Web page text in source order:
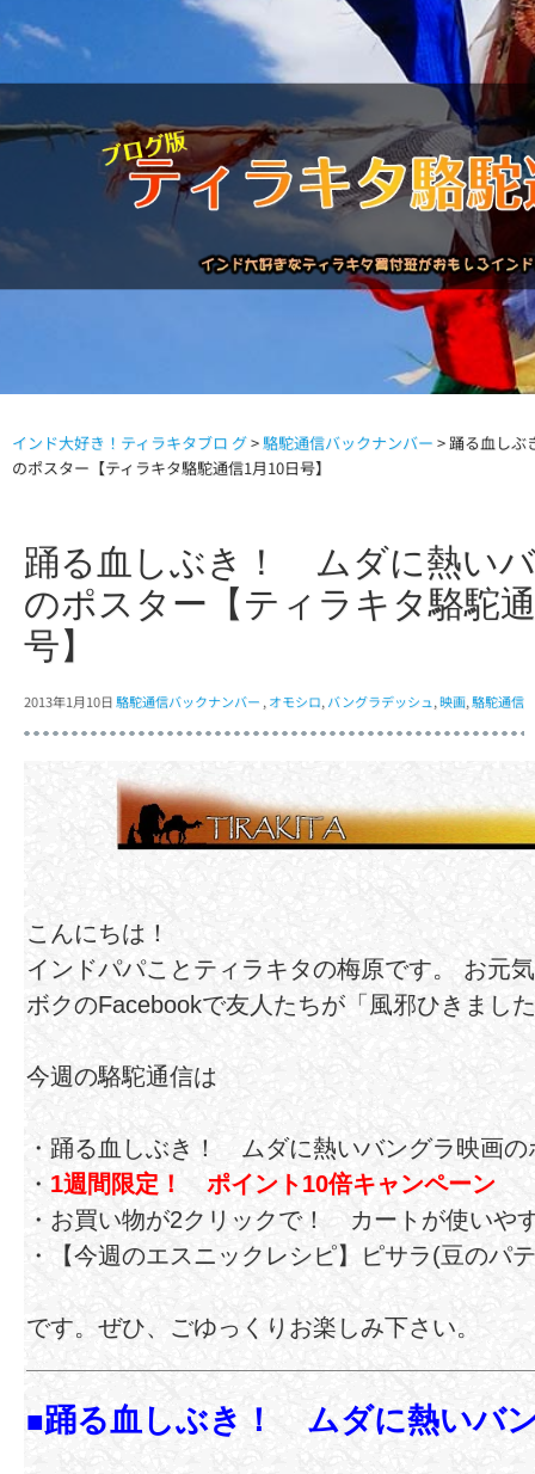
駱駝通信バックナンバー インドが大好き!!
インド大好き！ティラキタブロ グ>駱駝通信バックナンバー >踊る血し
のポスター【ティラキタ駱駝通信1月10日号】
踊る血しぶき！ ムダに熱い
のポスター【ティラキタ駱駝
号】
2013年1月10日駱駝通信バックナンバー , オモシロ, バングラデッシュ ,映画,駱駝通信
こんにちは！
インドパパことティラキタの梅原です。 お元
ボクのFacebookで友人たちが「風邪ひきまし
今週の駱駝通信は
・踊る血しぶき！ ムダに熱いバングラ映画の
・ 1週間限定！ ポイント10倍キャンペーン
・お買い物が2クリックで！ カートが使いや
・【今週のエスニックレシピ】ピサラ(豆のパ
です。ぜひ、ごゆっくりお楽しみ下さい。
■踊る血しぶき！ ムダに熱いバ